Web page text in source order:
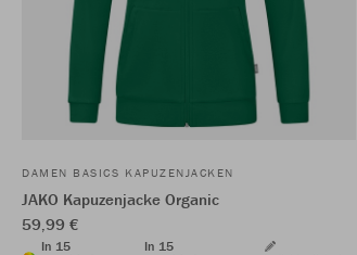
DAMEN BASICS KAPUZENJACKEN
JAKO Kapuzenjacke Organic
59,99 €
In 15
In 15